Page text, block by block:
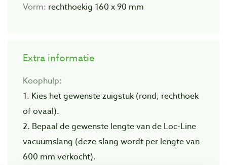
Vorm: rechthoekig 160 x 90 mm
Extra informatie
Koophulp:
1. Kies het gewenste zuigstuk (rond, rechthoek
of ovaal).
2. Bepaal de gewenste lengte van de Loc-Line
vacuümslang (deze slang wordt per lengte van
600 mm verkocht).